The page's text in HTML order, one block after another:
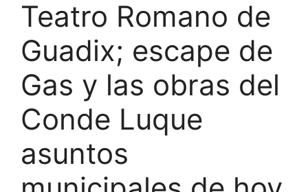
Teatro Romano de
Guadix; escape de
Gas y las obras del
Conde Luque
asuntos